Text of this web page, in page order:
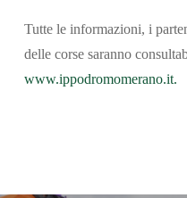
Tutte le informazioni, i
delle corse saranno
www.ippodromomerano.it.